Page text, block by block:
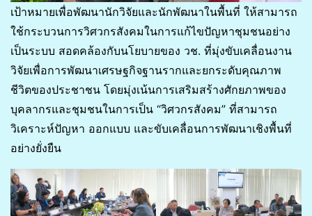
เป้าหมายเพื่อพัฒนานักวิจัยและนักพัฒนาในพื้นที่ ให้สามารถ
ใช้กระบวนการวิศวกรสังคมในการแก้ไขปัญหาชุมชนอย่าง
เป็นระบบ สอดคล้องกับนโยบายของ วช. ที่มุ่งขับเคลื่อนงาน
วิจัยเพื่อการพัฒนาเศรษฐกิจฐานรากและยกระดับคุณภาพ
ชีวิตของประชาชน โดยมุ่งเน้นการเสริมสร้างศักยภาพของ
บุคลากรและชุมชนในการเป็น “วิศวกรสังคม” ที่สามารถ
วิเคราะห์ปัญหา ออกแบบ และขับเคลื่อนการพัฒนาเชิงพื้นที่
อย่างยั่งยืน